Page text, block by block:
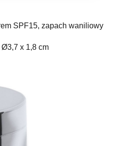
SPF15, zapach waniliowy
x 1,8 cm